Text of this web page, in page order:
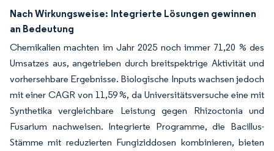
Nach Wirkungsweise: Integrierte Lösungen gewinnen
an Bedeutung
Chemikalien machten im Jahr 2025 noch immer 71,20 % des
Umsatzes aus, angetrieben durch breitspektrige Aktivität und
vorhersehbare Ergebnisse. Biologische Inputs wachsen jedoch
mit einer CAGR von 11,59 %, da Universitätsversuche eine mit
Synthetika vergleichbare Leistung gegen Rhizoctonia und
Fusarium nachweisen. Integrierte Programme, die Bacillus-
Stämme mit reduzierten Fungiziddosen kombinieren, bieten